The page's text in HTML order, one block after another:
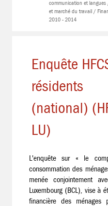
communication et
et marché du travail /
2010 - 2014
Enquête
résidents
(national)
LU)
L'enquête sur « le
consommation des
menée conjointement
Luxembourg (BCL), vise à
financière des ménages